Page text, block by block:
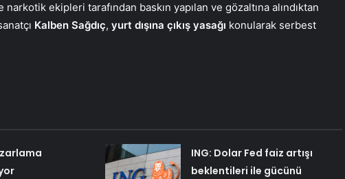
ekipleri tarafından baskın yapılan ve gözaltına alındıktan
Kalben Sağdıç, yurt dışına çıkış yasağı konularak serbest
ING: Dolar Fed faiz artışı
beklentileri ile gücünü